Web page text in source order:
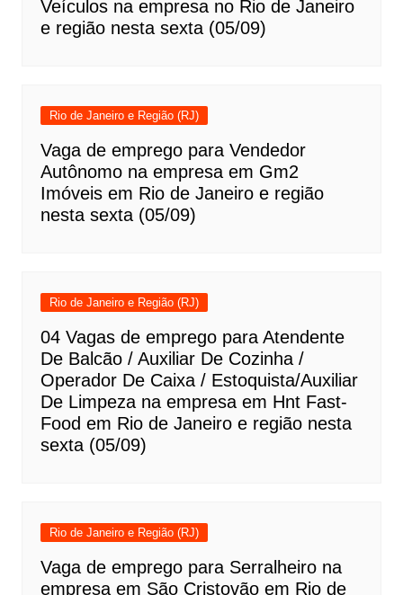
Veículos na empresa no Rio de Janeiro
e região nesta sexta (05/09)
Rio de Janeiro e Região (RJ)
Vaga de emprego para Vendedor
Autônomo na empresa em Gm2
Imóveis em Rio de Janeiro e região
nesta sexta (05/09)
Rio de Janeiro e Região (RJ)
04 Vagas de emprego para Atendente
De Balcão / Auxiliar De Cozinha /
Operador De Caixa / Estoquista/Auxiliar
De Limpeza na empresa em Hnt Fast-
Food em Rio de Janeiro e região nesta
sexta (05/09)
Rio de Janeiro e Região (RJ)
Vaga de emprego para Serralheiro na
empresa em São Cristovão em Rio de